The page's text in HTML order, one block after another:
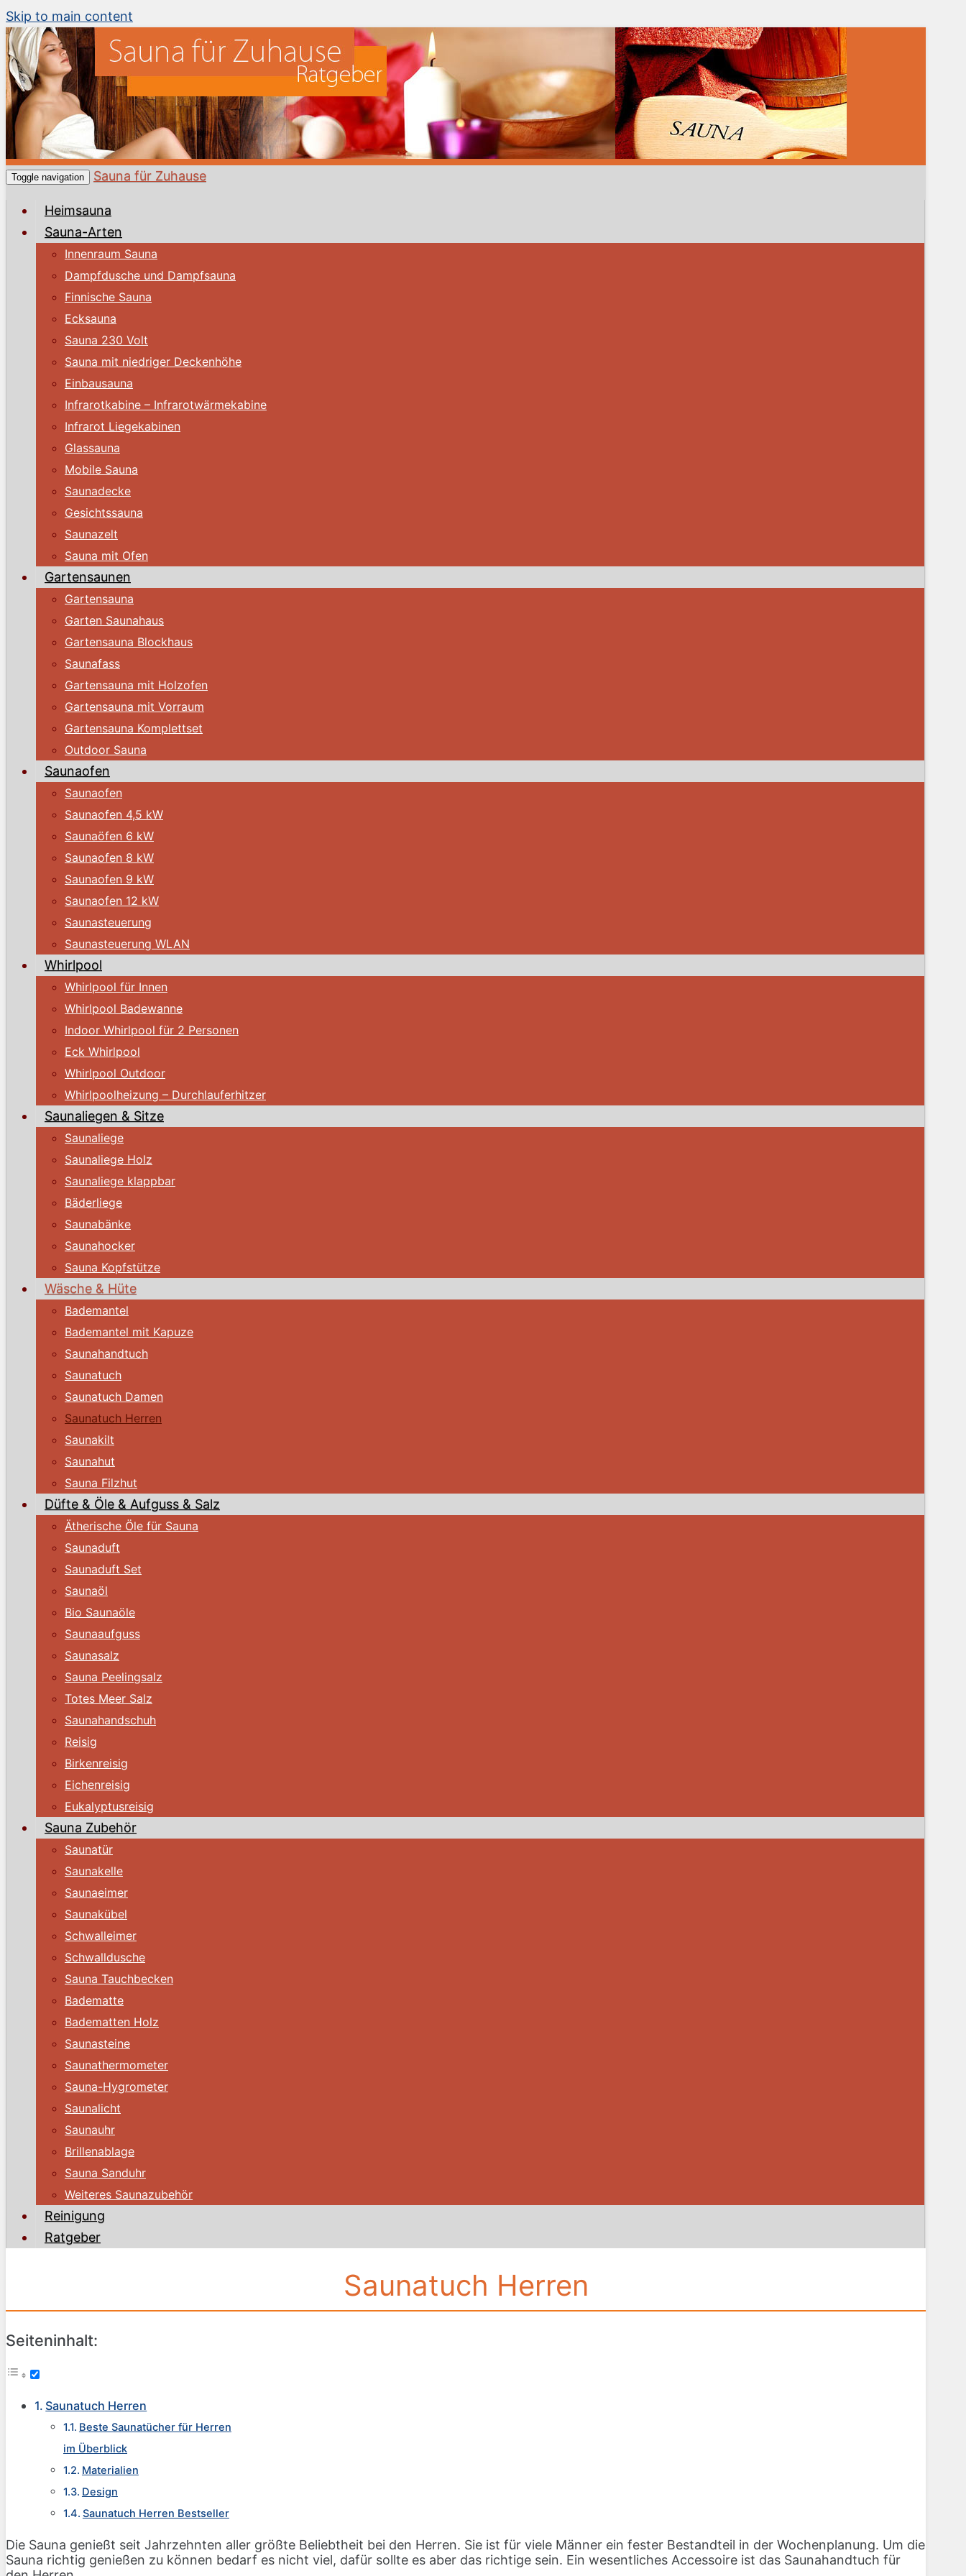
Skip to main content
Toggle navigation Sauna für Zuhause
Heimsauna
Sauna-Arten
Innenraum Sauna
Dampfdusche und Dampfsauna
Finnische Sauna
Ecksauna
Sauna 230 Volt
Sauna mit niedriger Deckenhöhe
Einbausauna
Infrarotkabine – Infrarotwärmekabine
Infrarot Liegekabinen
Glassauna
Mobile Sauna
Saunadecke
Gesichtssauna
Saunazelt
Sauna mit Ofen
Gartensaunen
Gartensauna
Garten Saunahaus
Gartensauna Blockhaus
Saunafass
Gartensauna mit Holzofen
Gartensauna mit Vorraum
Gartensauna Komplettset
Outdoor Sauna
Saunaofen
Saunaofen
Saunaofen 4,5 kW
Saunaöfen 6 kW
Saunaofen 8 kW
Saunaofen 9 kW
Saunaofen 12 kW
Saunasteuerung
Saunasteuerung WLAN
Whirlpool
Whirlpool für Innen
Whirlpool Badewanne
Indoor Whirlpool für 2 Personen
Eck Whirlpool
Whirlpool Outdoor
Whirlpoolheizung – Durchlauferhitzer
Saunaliegen & Sitze
Saunaliege
Saunaliege Holz
Saunaliege klappbar
Bäderliege
Saunabänke
Saunahocker
Sauna Kopfstütze
Wäsche & Hüte
Bademantel
Bademantel mit Kapuze
Saunahandtuch
Saunatuch
Saunatuch Damen
Saunatuch Herren
Saunakilt
Saunahut
Sauna Filzhut
Düfte & Öle & Aufguss & Salz
Ätherische Öle für Sauna
Saunaduft
Saunaduft Set
Saunaöl
Bio Saunaöle
Saunaaufguss
Saunasalz
Sauna Peelingsalz
Totes Meer Salz
Saunahandschuh
Reisig
Birkenreisig
Eichenreisig
Eukalyptusreisig
Sauna Zubehör
Saunatür
Saunakelle
Saunaeimer
Saunakübel
Schwalleimer
Schwalldusche
Sauna Tauchbecken
Badematte
Badematten Holz
Saunasteine
Saunathermometer
Sauna-Hygrometer
Saunalicht
Saunauhr
Brillenablage
Sauna Sanduhr
Weiteres Saunazubehör
Reinigung
Ratgeber
Saunatuch Herren
Seiteninhalt:
Saunatuch Herren
Beste Saunatücher für Herren
im Überblick
Materialien
Design
Saunatuch Herren Bestseller
Die Sauna genießt seit Jahrzehnten aller größte Beliebtheit bei den Herren. Sie ist für viele Männer ein fester Bestandteil in der Wochenplanung. Um die
Sauna richtig genießen zu können bedarf es nicht viel, dafür sollte es aber das richtige sein. Ein wesentliches Accessoire ist das Saunahandtuch für